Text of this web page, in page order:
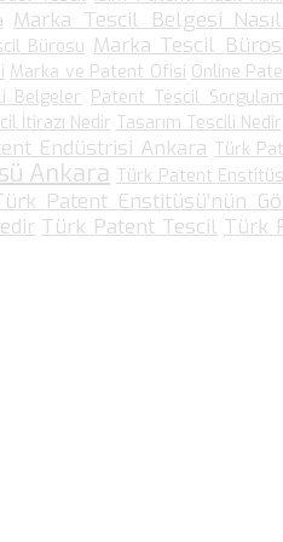
Marka Tescil Belgesi Nasıl
Bürosu Marka Tescil
Marka ve Patent Ofisi Online
Belgeler Patent Tescil
İtirazı Nedir Tasarım Tescili Nedir
Endüstrisi Ankara Türk
Ankara Türk Patent
Patent Enstitüsü’nün
Türk Patent Tescil Türk